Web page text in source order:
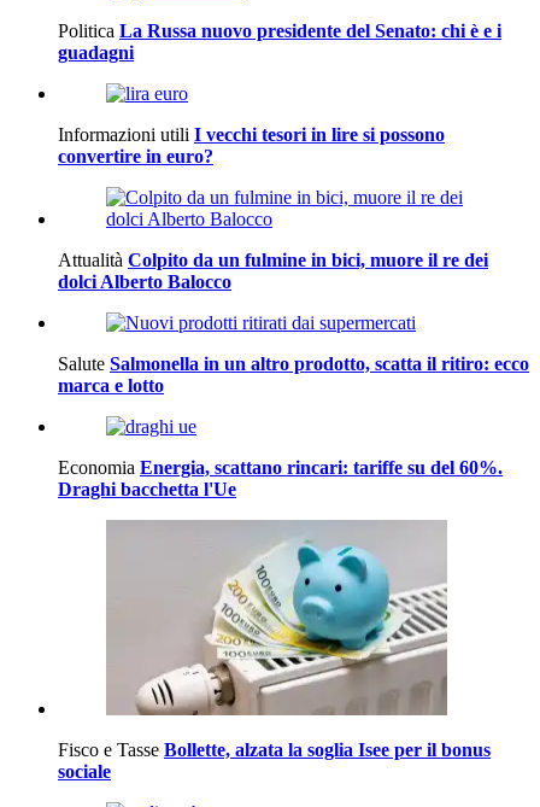
Politica La Russa nuovo presidente del Senato: chi è e i
guadagni
Informazioni utili I vecchi tesori in lire si possono
convertire in euro?
Attualità Colpito da un fulmine in bici, muore il re dei
dolci Alberto Balocco
Salute Salmonella in un altro prodotto, scatta il ritiro: ecco
marca e lotto
Economia Energia, scattano rincari: tariffe su del 60%.
Draghi bacchetta l'Ue
Fisco e Tasse Bollette, alzata la soglia Isee per il bonus
sociale